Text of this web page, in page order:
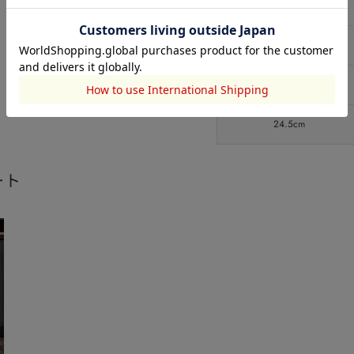
23.0cm
23.5cm
24.5cm